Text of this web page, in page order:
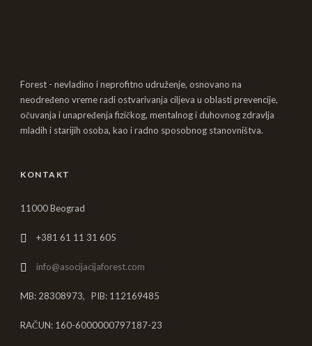
Forest - nevladino i neprofitno udruženje, osnovano na
neodređeno vreme radi ostvarivanja ciljeva u oblasti prevencije,
očuvanja i unapređenja fizičkog, mentalnog i duhovnog zdravlja
mladih i starijih osoba, kao i radno sposobnog stanovništva.
KONTAKT
11000 Beograd
+381 61 11 31 605
info@asocijacijaforest.com
MB: 28308973, PIB: 112169485
RAČUN: 160-6000000797187-23